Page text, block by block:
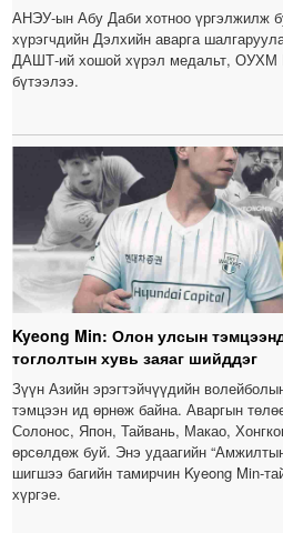
АНЭУ-ын Абу Даби хотноо үргэлжилж
хүрэгчдийн Дэлхийн аварга
ДАШТ-ий хошой хүрэл медальт, ОУХМ
бүтээлээ.
Kyeong Min: Олон улсын
тоглолтын хувь заяаг шийддэг
Зүүн Азийн эрэгтэйчүүдийн
тэмцээн ид өрнөж байна. Аваргын
Солонос, Япон, Тайвань, Макао,
өрсөлдөж буй. Энэ удаагийн
шигшээ багийн тамирчин Kyeong Min-
хүргэе.